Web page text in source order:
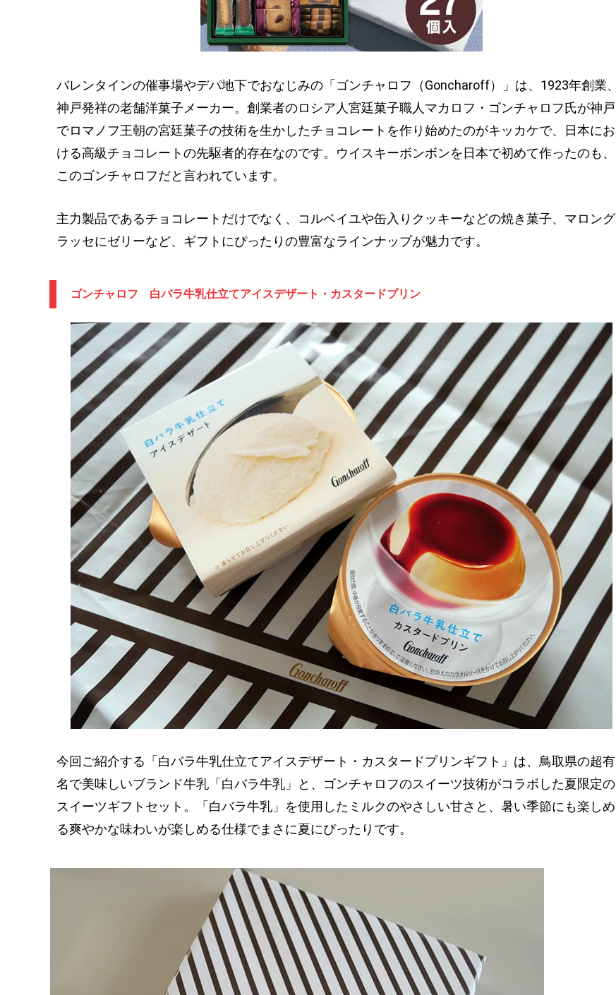
バレンタインの催事場やデパ地下でおなじみの「ゴンチャロフ（Goncharoff）」は、1923年創業、
神戸発祥の老舗洋菓子メーカー。創業者のロシア人宮廷菓子職人マカロフ・ゴンチャロフ氏が神戸
でロマノフ王朝の宮廷菓子の技術を生かしたチョコレートを作り始めたのがキッカケで、日本にお
ける高級チョコレートの先駆者的存在なのです。ウイスキーボンボンを日本で初めて作ったのも、
このゴンチャロフだと言われています。
主力製品であるチョコレートだけでなく、コルベイユや缶入りクッキーなどの焼き菓子、マロング
ラッセにゼリーなど、ギフトにぴったりの豊富なラインナップが魅力です。
ゴンチャロフ 白バラ牛乳仕立てアイスデザート・カスタードプリン
今回ご紹介する「白バラ牛乳仕立てアイスデザート・カスタードプリンギフト」は、鳥取県の超有
名で美味しいブランド牛乳「白バラ牛乳」と、ゴンチャロフのスイーツ技術がコラボした夏限定の
スイーツギフトセット。「白バラ牛乳」を使用したミルクのやさしい甘さと、暑い季節にも楽しめ
る爽やかな味わいが楽しめる仕様でまさに夏にぴったりです。